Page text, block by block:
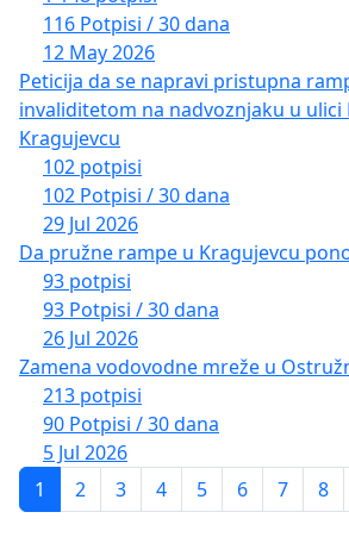
116 Potpisi / 30 dana
12 May 2026
Peticija da se napravi pristupna
invaliditetom na nadvoznjaku u ulici
Kragujevcu
102 potpisi
102 Potpisi / 30 dana
29 Jul 2026
Da pružne rampe u Kragujevcu
93 potpisi
93 Potpisi / 30 dana
26 Jul 2026
Zamena vodovodne mreže u
213 potpisi
90 Potpisi / 30 dana
5 Jul 2026
1
2 3 4 5 6 7 8